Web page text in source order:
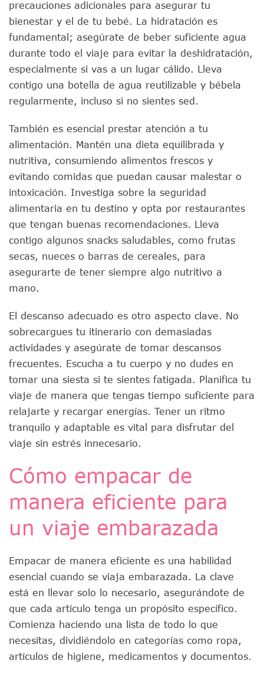
precauciones adicionales para asegurar tu
bienestar y el de tu bebé. La hidratación es
fundamental; asegúrate de beber suficiente agua
durante todo el viaje para evitar la deshidratación,
especialmente si vas a un lugar cálido. Lleva
contigo una botella de agua reutilizable y bébela
regularmente, incluso si no sientes sed.
También es esencial prestar atención a tu
alimentación. Mantén una dieta equilibrada y
nutritiva, consumiendo alimentos frescos y
evitando comidas que puedan causar malestar o
intoxicación. Investiga sobre la seguridad
alimentaria en tu destino y opta por restaurantes
que tengan buenas recomendaciones. Lleva
contigo algunos snacks saludables, como frutas
secas, nueces o barras de cereales, para
asegurarte de tener siempre algo nutritivo a
mano.
El descanso adecuado es otro aspecto clave. No
sobrecargues tu itinerario con demasiadas
actividades y asegúrate de tomar descansos
frecuentes. Escucha a tu cuerpo y no dudes en
tomar una siesta si te sientes fatigada. Planifica tu
viaje de manera que tengas tiempo suficiente para
relajarte y recargar energías. Tener un ritmo
tranquilo y adaptable es vital para disfrutar del
viaje sin estrés innecesario.
Cómo empacar de
manera eficiente para
un viaje embarazada
Empacar de manera eficiente es una habilidad
esencial cuando se viaja embarazada. La clave
está en llevar solo lo necesario, asegurándote de
que cada artículo tenga un propósito específico.
Comienza haciendo una lista de todo lo que
necesitas, dividiéndolo en categorías como ropa,
artículos de higiene, medicamentos y documentos.